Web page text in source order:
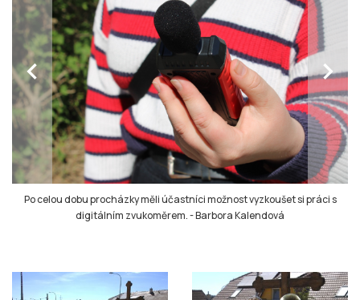
chevron_left chevron_right
Po celou dobu procházky měli účastníci možnost vyzkoušet si práci s
digitálním zvukoměrem.-Barbora Kalendová